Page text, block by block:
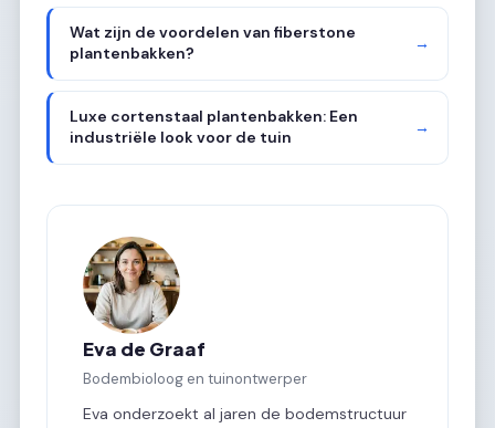
Wat zijn de voordelen van fiberstone
plantenbakken?
→
Luxe cortenstaal plantenbakken: Een
industriële look voor de tuin
→
Eva de Graaf
Bodembioloog en tuinontwerper
Eva onderzoekt al jaren de bodemstructuur